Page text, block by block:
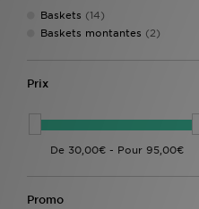
Baskets (14)
Baskets montantes (2)
Prix
Promo